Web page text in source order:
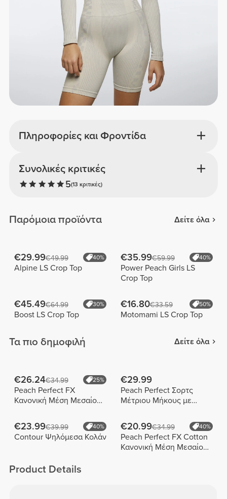
Πληροφορίες και Φροντίδα
Συνολικές κριτικές
5(13 κριτικές)
Παρόμοια προϊόντα Δείτε όλα
€29.99€49.99 40%
Alpine LS Crop Top
€35.99€59.99 40%
Power Peach Girls LS
Crop Top
€45.49€64.99 30%
Boost LS Crop Top
€16.80€33.59 50%
Motomami LS Crop Top
Τα πιο δημοφιλή Δείτε όλα
€26.24€34.99 25%
Peach Perfect FX
Κανονική Μέση Μεσαίου
€29.99
Peach Perfect Σορτς
Μέτριου Μήκους με
€23.99€39.99 40%
Contour Ψηλόμεσα Κολάν
€20.99€34.99 40%
Peach Perfect FX Cotton
Κανονική Μέση Μεσαίου
Product Details